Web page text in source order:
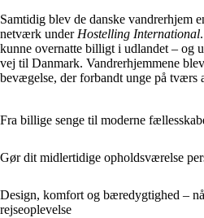
Samtidig blev de danske vandrerhjem
netværk under Hostelling International
kunne overnatte billigt i udlandet – og
vej til Danmark. Vandrerhjemmene
bevægelse, der forbandt unge på tværs
Fra billige senge til moderne
Gør dit midlertidige opholdsværelse
Design, komfort og bæredygtighed –
rejseoplevelse